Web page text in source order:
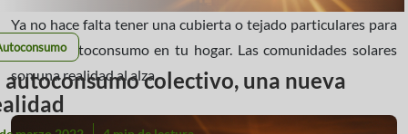
autoconsumo colectivo, una nueva
Ya no hace falta tener una cubierta o tejado particulares para
realizar autoconsumo en tu hogar. Las comunidades solares
son una realidad al alza.